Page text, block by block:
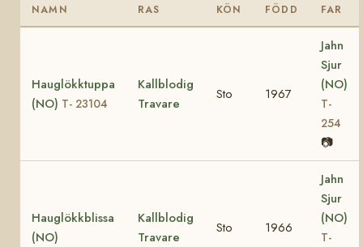
NAMN RAS KÖN FÖDD FAR
Hauglökktuppa
(NO) T- 23104
Kallblodig
Travare
Sto 1967
Jahn
Sjur
(NO)
T-
254
📷
Hauglökkblissa
(NO)
Kallblodig
Travare
Sto 1966
Jahn
Sjur
(NO)
T-